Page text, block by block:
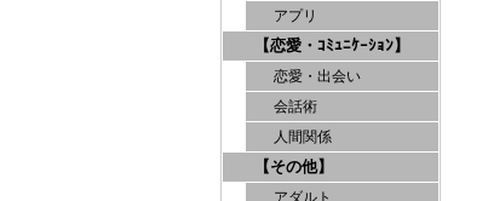
アプリ
【恋愛・ｺﾐｭﾆｹｰｼｮﾝ】
恋愛・出会い
会話術
人間関係
【その他】
アダルト